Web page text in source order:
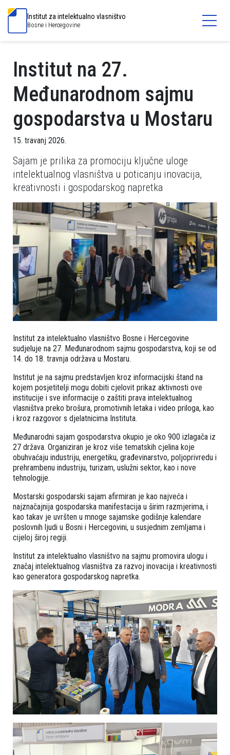
Institut za intelektualno vlasništvo
Bosne i Hercegovine
Institut na 27.
Međunarodnom sajmu
gospodarstva u Mostaru
15. travanj 2026.
Sajam je prilika za promociju ključne uloge
intelektualnog vlasništva u poticanju inovacija,
kreativnosti i gospodarskog napretka
Institut za intelektualno vlasništvo Bosne i Hercegovine
sudjeluje na 27. Međunarodnom sajmu gospodarstva, koji se od
14. do 18. travnja održava u Mostaru.
Institut je na sajmu predstavljen kroz informacijski štand na
kojem posjetitelji mogu dobiti cjelovit prikaz aktivnosti ove
institucije i sve informacije o zaštiti prava intelektualnog
vlasništva preko brošura, promotivnih letaka i video priloga, kao
i kroz razgovor s djelatnicima Instituta.
Međunarodni sajam gospodarstva okupio je oko 900 izlagača iz
27 država. Organiziran je kroz više tematskih cjelina koje
obuhvaćaju industriju, energetiku, građevinarstvo, poljoprivredu i
prehrambenu industriju, turizam, uslužni sektor, kao i nove
tehnologije.
Mostarski gospodarski sajam afirmiran je kao najveća i
najznačajnija gospodarska manifestacija u širim razmjerima, i
kao takav je uvršten u mnoge sajamske godišnje kalendare
poslovnih ljudi u Bosni i Hercegovini, u susjednim zemljama i
cijeloj široj regiji.
Institut za intelektualno vlasništvo na sajmu promovira ulogu i
značaj intelektualnog vlasništva za razvoj inovacija i kreativnosti
kao generatora gospodarskog napretka.